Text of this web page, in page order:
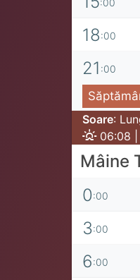
:00
18:00
21 :00
Soare:
06:08 |
Mâine
0:00
3:00
6:00